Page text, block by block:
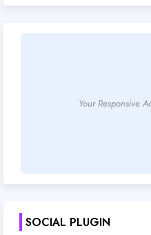
Your Responsive
SOCIAL PLUGIN